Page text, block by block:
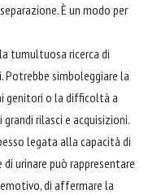
È un modo per
tumultuosa ricerca di
Potrebbe simboleggiare la
genitori o la difficoltà a
rilasci e acquisizioni.
legata alla capacità di
urinare può rappresentare
di affermare la